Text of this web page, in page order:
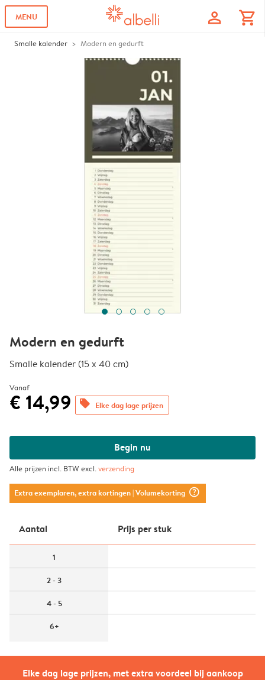
MENU profile shopping_cart
Smalle kalender Modern en gedurft
Elke dag lage prijzen, met extra voordeel bij aankoop
Modern en gedurft
Smalle kalender (15 x 40 cm)
Vanaf
€ 14,99 offers Elke dag lage prijzen
Begin nu
Alle prijzen incl. BTW excl.verzending
Extra exemplaren, extra kortingen| Volumekorting question_mark_circle
Aantal Prijs per stuk
1
2 - 3
4 - 5
6+